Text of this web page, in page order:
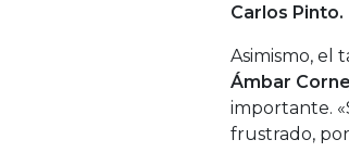
Carlos Pinto.
Asimismo, el
Ámbar
importante.
frustrado,